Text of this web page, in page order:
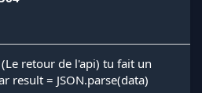
retour de l'api) tu fait un
result = JSON.parse(data)